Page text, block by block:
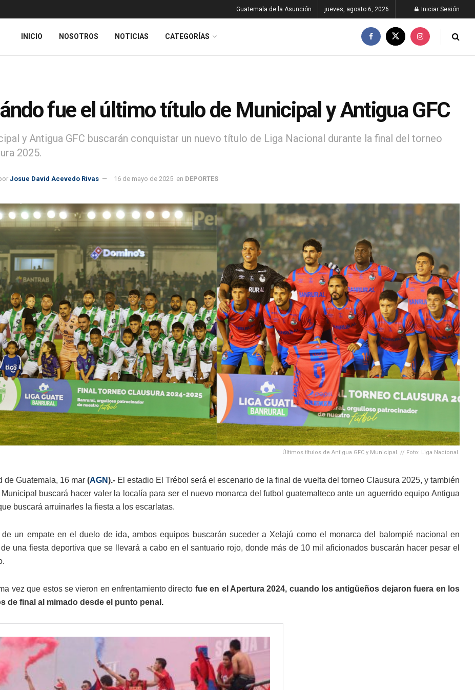
Guatemala de la Asunción jueves, agosto 6, 2026 Iniciar Sesión
INICIO NOSOTROS NOTICIAS CATEGORÍAS
fue el último título de Municipal y Antigua GFC
y Antigua GFC buscarán conquistar un nuevo título de Liga Nacional durante la final del torneo
2025.
Josue David Acevedo Rivas 16 de mayo de 2025 en DEPORTES
Últimos títulos de Antigua GFC y Municipal. // Foto: Liga Nacional.
de Guatemala, 16 mar (AGN).- El estadio El Trébol será el escenario de la final de vuelta del torneo Clausura 2025, y también
buscará hacer valer la localía para ser el nuevo monarca del futbol guatemalteco ante un aguerrido equipo Antigua
buscará arruinarles la fiesta a los escarlatas.
de un empate en el duelo de ida, ambos equipos buscarán suceder a Xelajú como el monarca del balompié nacional en
una fiesta deportiva que se llevará a cabo en el santuario rojo, donde más de 10 mil aficionados buscarán hacer pesar el
vez que estos se vieron en enfrentamiento directo fue en el Apertura 2024, cuando los antigüeños dejaron fuera en los
de final al mimado desde el punto penal.